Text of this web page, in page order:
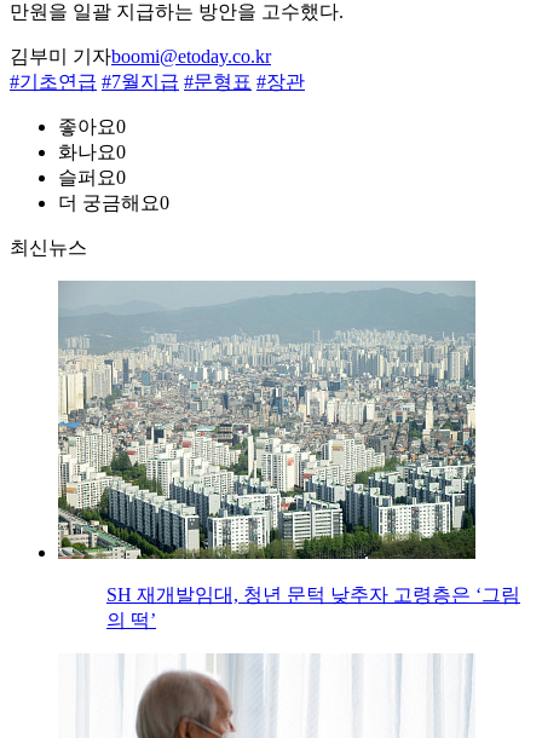
만원을 일괄 지급하는 방안을 고수했다.
김부미 기자boomi@etoday.co.kr
#기초연급 #7월지급 #문형표 #장관
좋아요0
화나요0
슬퍼요0
더 궁금해요0
최신뉴스
SH 재개발임대, 청년 문턱 낮추자 고령층은 ‘그림
의 떡’